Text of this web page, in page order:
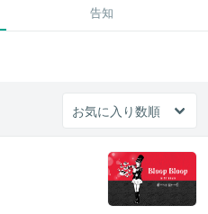
告知